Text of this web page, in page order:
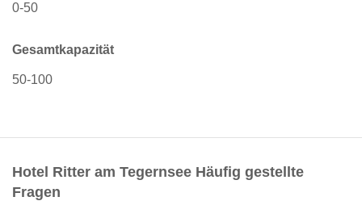
0-50
Gesamtkapazität
50-100
Hotel Ritter am Tegernsee Häufig gestellte
Fragen